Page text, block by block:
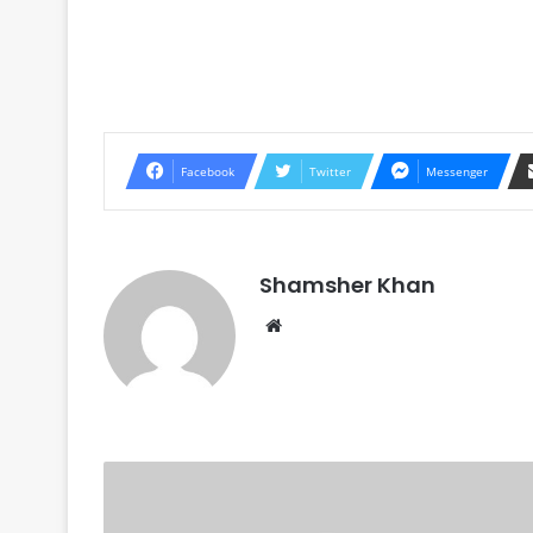
Facebook Twitter Messenger
Shamsher Khan